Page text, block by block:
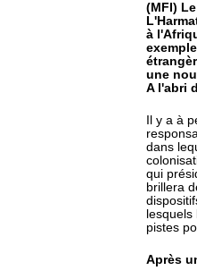
(MFI)
à
une
A l'abri
Il y a à
dans
qui
brillera
pistes
Après